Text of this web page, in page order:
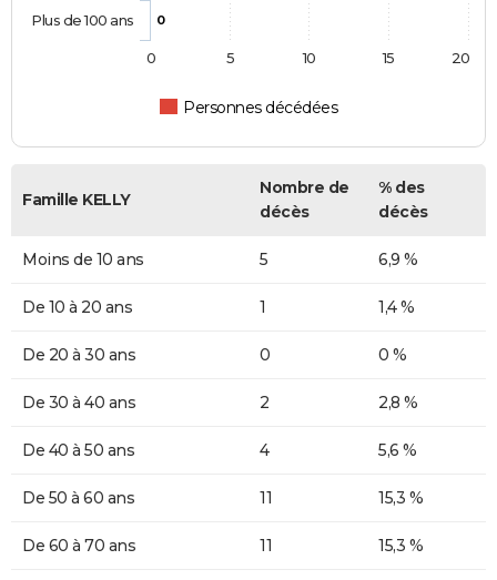
0
Personnes décédées
Plus de 100 ans
0 5 10 15 20
Famille KELLY
Nombre de
décès
% des
décès
Moins de 10 ans 5 6,9 %
De 10 à 20 ans 1 1,4 %
De 20 à 30 ans 0 0 %
De 30 à 40 ans 2 2,8 %
De 40 à 50 ans 4 5,6 %
De 50 à 60 ans 11 15,3 %
De 60 à 70 ans 11 15,3 %